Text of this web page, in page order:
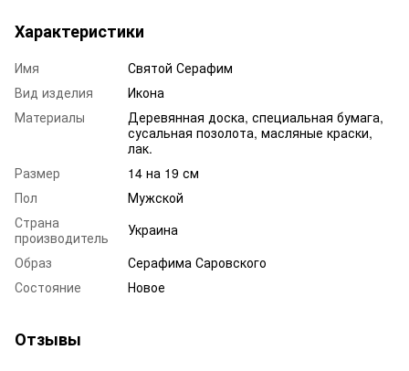
Характеристики
Имя
Святой Серафим
Вид изделия
Икона
Материалы
Деревянная доска, специальная бумага,
сусальная позолота, масляные краски,
лак.
Размер
14 на 19 см
Пол
Мужской
Страна
производитель
Украина
Образ
Серафима Саровского
Состояние
Новое
Отзывы